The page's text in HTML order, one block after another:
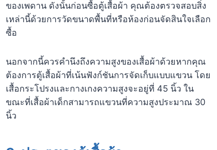
ของเพดาน ดังนั้นก่อนซื้อตู้เสื้อผ้า คุณต้องตรวจสอบสิ่ง
เหล่านี้ด้วยการวัดขนาดพื้นที่หรือห้องก่อนจัดสินใจเลือก
ซื้อ
นอกจากนี้ควรคำนึงถึงความสูงของเสื้อผ้าด้วยหากคุณ
ต้องการตู้เสื้อผ้าที่เน้นฟังก์ชันการจัดเก็บแบบแขวน โดย
เสื้อกระโปรงและกางเกงความสูงจะอยู่ที่ 45 นิ้ว ใน
ขณะที่เสื้อผ้าเด็กสามารถแขวนที่ความสูงประมาณ 30
นิ้ว